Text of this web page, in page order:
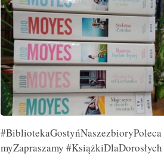
#BibliotekaGostyńNaszezbioryPoleca
myZapraszamy #KsiążkiDlaDorosłych